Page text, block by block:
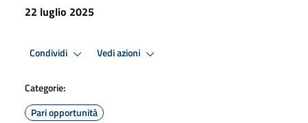
22 luglio 2025
Condividi Vedi azioni
Categorie:
Pari opportunità